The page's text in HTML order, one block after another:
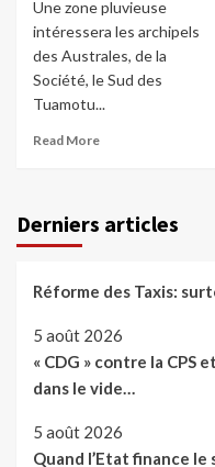
Une zone pluvieuse
intéressera les archipels
des Australes, de la
Société, le Sud des
Tuamotu...
Read More
Derniers articles
Réforme des Taxis:
5 août 2026
« CDG » contre la CPS
dans le vide…
5 août 2026
Quand l’Etat finance